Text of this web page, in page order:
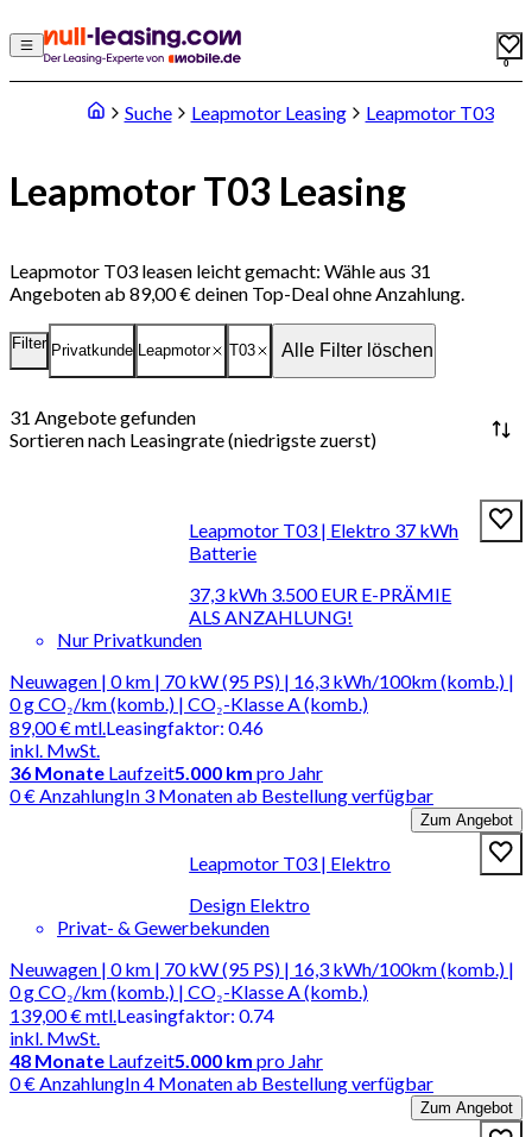
0
Suche Leapmotor Leasing Leapmotor T03
Leapmotor T03 Leasing
Leapmotor T03 leasen leicht gemacht: Wähle aus 31
Angeboten ab 89,00 € deinen Top-Deal ohne Anzahlung.
Filter Privatkunde Leapmotor T03 Alle Filter löschen
31 Angebote gefunden
Sortieren nach Leasingrate (niedrigste zuerst)
Leapmotor T03 | Elektro 37 kWh
Batterie
37,3 kWh 3.500 EUR E-PRÄMIE
ALS ANZAHLUNG!
Nur Privatkunden
Neuwagen | 0 km | 70 kW (95 PS) | 16,3 kWh/100km (komb.) |
0 g CO₂/km (komb.) | CO₂-Klasse A (komb.)
89,00 €mtl.
inkl. MwSt.
Leasingfaktor: 0.46
36 Monate Laufzeit5.000 km pro Jahr
0 € AnzahlungIn 3 Monaten ab Bestellung verfügbar
Zum Angebot
Leapmotor T03 | Elektro
Design Elektro
Privat- & Gewerbekunden
Neuwagen | 0 km | 70 kW (95 PS) | 16,3 kWh/100km (komb.) |
0 g CO₂/km (komb.) | CO₂-Klasse A (komb.)
139,00 €mtl.
inkl. MwSt.
Leasingfaktor: 0.74
48 Monate Laufzeit5.000 km pro Jahr
0 € AnzahlungIn 4 Monaten ab Bestellung verfügbar
Zum Angebot